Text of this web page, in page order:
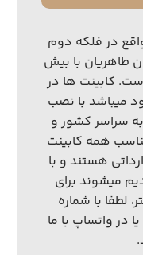
در فلکه دوم
طاهریان با بیش
کابینت ها در
میباشد با نصب
به سراسر کشور و
همه کابینت
هستند و با
میشوند برای
لطفا با شماره
و یا در واتساپ با ما